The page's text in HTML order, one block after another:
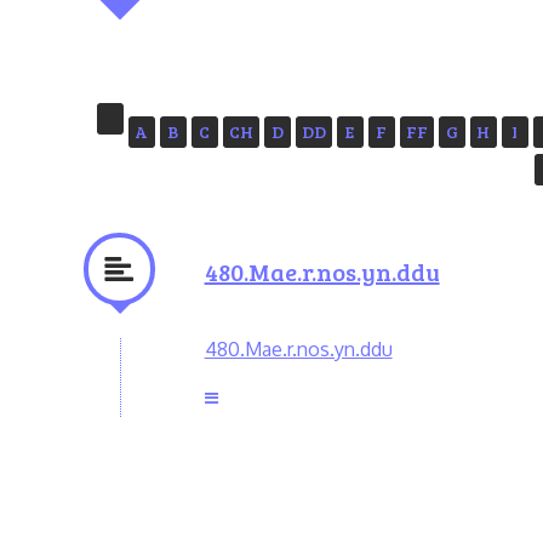
A B C CH D DD E F FF G H I
480.Mae.r.nos.yn.ddu
480.Mae.r.nos.yn.ddu